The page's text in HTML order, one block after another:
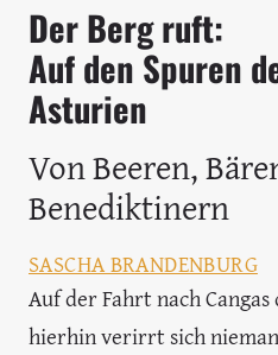
Der Berg ruft:
Auf den Spuren
Asturien
Von Beeren,
Benediktinern
SASCHA BRANDENBURG
Auf der Fahrt nach
hierhin verirrt sich